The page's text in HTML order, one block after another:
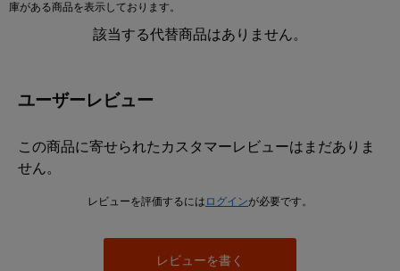
庫がある商品を表示しております。
該当する代替商品はありません。
ユーザーレビュー
この商品に寄せられたカスタマーレビューはまだありま
せん。
レビューを評価するには ログインが必要です。
レビューを書く